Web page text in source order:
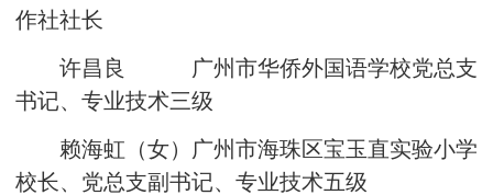
作社社长
许昌良 广州市华侨外国语学校党总支
书记、专业技术三级
赖海虹（女）广州市海珠区宝玉直实验小学
校长、党总支副书记、专业技术五级